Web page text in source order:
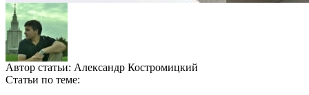
Автор статьи: Александр Костромицкий
Статьи по теме: